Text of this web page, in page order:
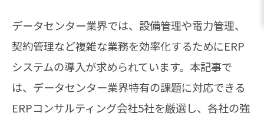
データセンター業界では、設備管理や電力管理、
契約管理など複雑な業務を効率化するためにERP
システムの導入が求められています。本記事で
は、データセンター業界特有の課題に対応できる
ERPコンサルティング会社5社を厳選し、各社の強